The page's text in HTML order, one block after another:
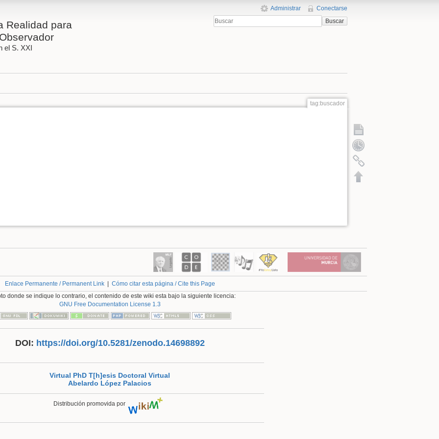
Realidad para
el S. XXI
Administrar
Conectarse
Buscar
tag:buscador
Enlace Permanente / Permanent Link| Cómo citar esta página / Cite this Page
donde se indique lo contrario, el contenido de este wiki esta bajo la siguiente licencia:
GNU Free Documentation License 1.3
DOI: https://doi.org/10.5281/zenodo.14698892
Virtual PhD T[h]esis Doctoral Virtual
Abelardo López Palacios
Distribución promovida por